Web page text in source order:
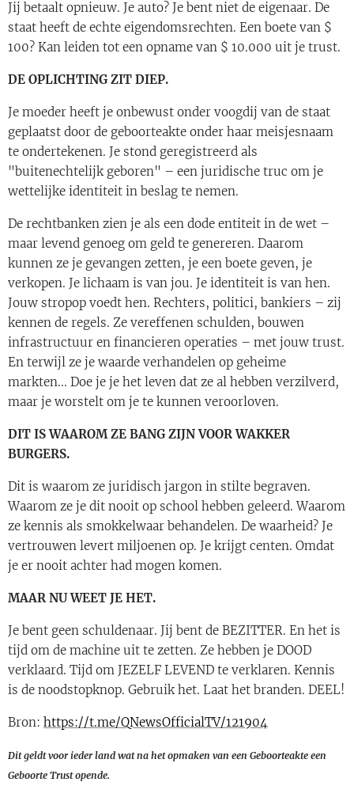
Jij betaalt opnieuw. Je auto? Je bent niet de eigenaar. De
staat heeft de echte eigendomsrechten. Een boete van $
100? Kan leiden tot een opname van $ 10.000 uit je trust.
DE OPLICHTING ZIT DIEP.
Je moeder heeft je onbewust onder voogdij van de staat
geplaatst door de geboorteakte onder haar meisjesnaam
te ondertekenen. Je stond geregistreerd als
"buitenechtelijk geboren" – een juridische truc om je
wettelijke identiteit in beslag te nemen.
De rechtbanken zien je als een dode entiteit in de wet –
maar levend genoeg om geld te genereren. Daarom
kunnen ze je gevangen zetten, je een boete geven, je
verkopen. Je lichaam is van jou. Je identiteit is van hen.
Jouw stropop voedt hen. Rechters, politici, bankiers – zij
kennen de regels. Ze vereffenen schulden, bouwen
infrastructuur en financieren operaties – met jouw trust.
En terwijl ze je waarde verhandelen op geheime
markten... Doe je je het leven dat ze al hebben verzilverd,
maar je worstelt om je te kunnen veroorloven.
DIT IS WAAROM ZE BANG ZIJN VOOR WAKKER
BURGERS.
Dit is waarom ze juridisch jargon in stilte begraven.
Waarom ze je dit nooit op school hebben geleerd. Waarom
ze kennis als smokkelwaar behandelen. De waarheid? Je
vertrouwen levert miljoenen op. Je krijgt centen. Omdat
je er nooit achter had mogen komen.
MAAR NU WEET JE HET.
Je bent geen schuldenaar. Jij bent de BEZITTER. En het is
tijd om de machine uit te zetten. Ze hebben je DOOD
verklaard. Tijd om JEZELF LEVEND te verklaren. Kennis
is de noodstopknop. Gebruik het. Laat het branden. DEEL!
Bron: https://t.me/QNewsOfficialTV/121904
Dit geldt voor ieder land wat na het opmaken van een Geboorteakte een
Geboorte Trust opende.